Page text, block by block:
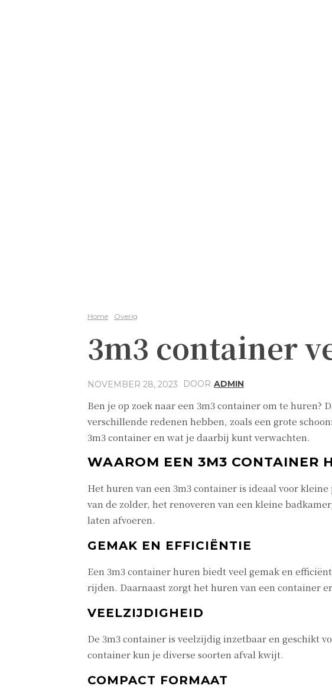
Home Overig
3m3 container
NOVEMBER 28, 2023 DOOR ADMIN
Ben je op zoek naar een 3m3 container om te
verschillende redenen hebben, zoals een grote
3m3 container en wat je daarbij kunt verwachten.
WAAROM EEN 3M3 CONTAINER
Het huren van een 3m3 container is ideaal voor
van de zolder, het renoveren van een kleine
laten afvoeren.
GEMAK EN EFFICIËNTIE
Een 3m3 container huren biedt veel gemak en
rijden. Daarnaast zorgt het huren van een container
VEELZIJDIGHEID
De 3m3 container is veelzijdig inzetbaar en geschikt
container kun je diverse soorten afval kwijt.
COMPACT FORMAAT